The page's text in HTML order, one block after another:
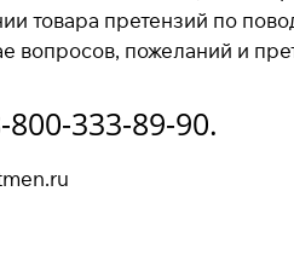
товара претензий по
вопросов, пожеланий и
800-333-89-90.